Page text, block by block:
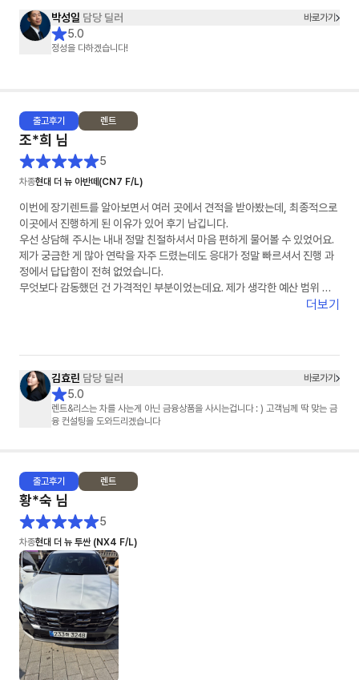
박성일 담당 딜러 바로가기
5.0
정성을 다하겠습니다!
출고후기 렌트
조*희 님
5
차종현대 더 뉴 아반떼(CN7 F/L)
이번에 장기렌트를 알아보면서 여러 곳에서 견적을 받아봤는데, 최종적으로
이곳에서 진행하게 된 이유가 있어 후기 남깁니다.
우선 상담해 주시는 내내 정말 친절하셔서 마음 편하게 물어볼 수 있었어요.
제가 궁금한 게 많아 연락을 자주 드렸는데도 응대가 정말 빠르셔서 진행 과
정에서 답답함이 전혀 없었습니다.
무엇보다 감동했던 건 가격적인 부분이었는데요. 제가 생각한 예산 범위 내
에서 최저가를 맞춰주시려고 끝까지 노력해 주시는 모습에 신뢰가 확 갔습니
더보기
김효린 담당 딜러 바로가기
5.0
렌트&리스는 차를 사는게 아닌 금융상품을 사시는겁니다 : ) 고객님께 딱 맞는 금
융 컨설팅을 도와드리겠습니다
출고후기 렌트
황*숙 님
5
차종현대 더 뉴 투싼 (NX4 F/L)